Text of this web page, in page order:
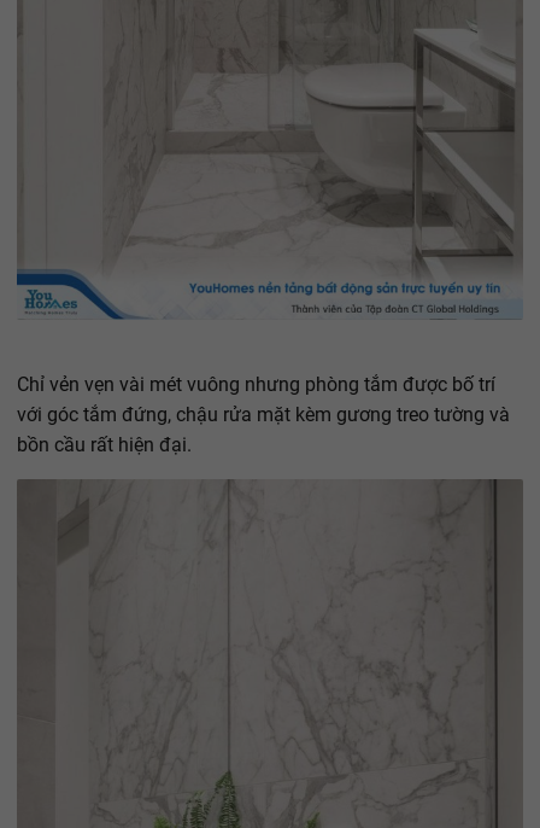
Chỉ vẻn vẹn vài mét vuông nhưng phòng tắm được bố trí
với góc tắm đứng, chậu rửa mặt kèm gương treo tường và
bồn cầu rất hiện đại.